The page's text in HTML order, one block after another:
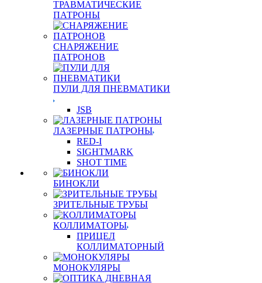
ТРАВМАТИЧЕСКИЕ
ПАТРОНЫ
СНАРЯЖЕНИЕ
ПАТРОНОВ
ПУЛИ ДЛЯ ПНЕВМАТИКИ
JSB
ЛАЗЕРНЫЕ ПАТРОНЫ
RED-I
SIGHTMARK
SHOT TIME
БИНОКЛИ
ЗРИТЕЛЬНЫЕ ТРУБЫ
КОЛЛИМАТОРЫ
ПРИЦЕЛ
КОЛЛИМАТОРНЫЙ
МОНОКУЛЯРЫ